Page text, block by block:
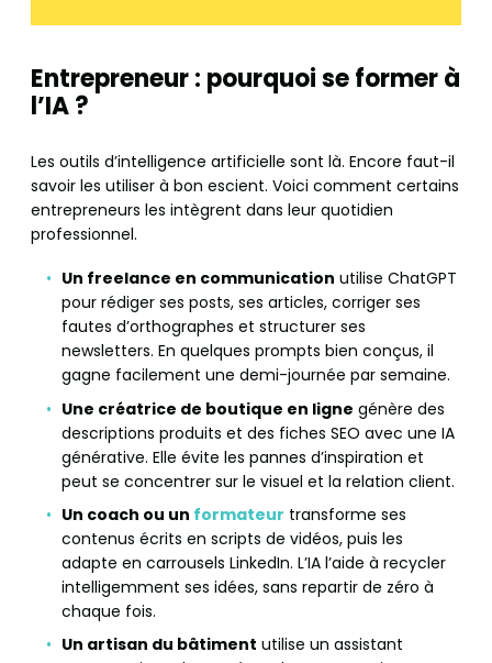
Entrepreneur : pourquoi se former à
l’IA ?
Les outils d’intelligence artificielle sont là. Encore faut-il
savoir les utiliser à bon escient. Voici comment certains
entrepreneurs les intègrent dans leur quotidien
professionnel.
Un freelance en communication utilise ChatGPT
pour rédiger ses posts, ses articles, corriger ses
fautes d’orthographes et structurer ses
newsletters. En quelques prompts bien conçus, il
gagne facilement une demi-journée par semaine.
Une créatrice de boutique en ligne génère des
descriptions produits et des fiches SEO avec une IA
générative. Elle évite les pannes d’inspiration et
peut se concentrer sur le visuel et la relation client.
Un coach ou un formateur transforme ses
contenus écrits en scripts de vidéos, puis les
adapte en carrousels LinkedIn. L’IA l’aide à recycler
intelligemment ses idées, sans repartir de zéro à
chaque fois.
Un artisan du bâtiment utilise un assistant